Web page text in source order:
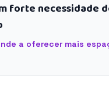
forte necessidade
a oferecer mais